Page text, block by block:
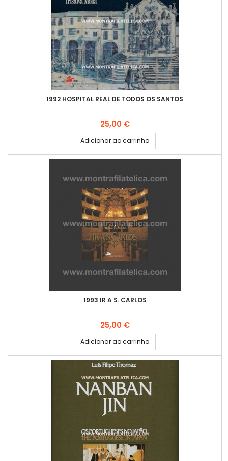
1992 HOSPITAL REAL DE TODOS OS SANTOS
Preço
25,00 €
Adicionar ao carrinho
1993 IR A S. CARLOS
Preço
25,00 €
Adicionar ao carrinho